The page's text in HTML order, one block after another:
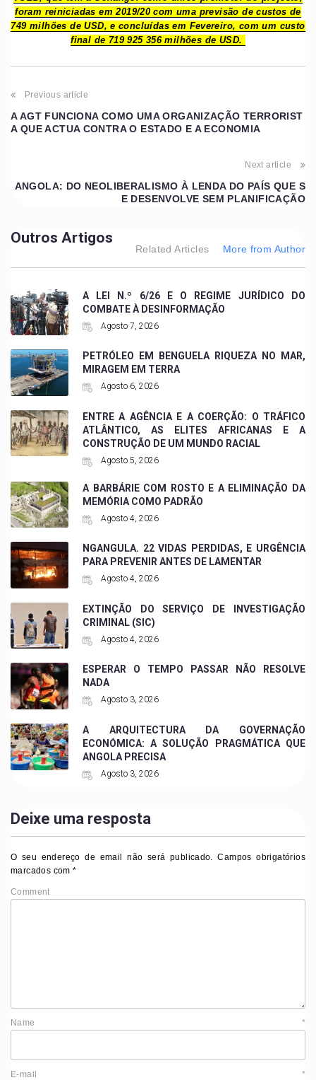
foram reiniciadas em 2019/20 com uma previsão de custos de
749 milhões de USD, e concluídas em Fevereiro, com um custo
final de 719 925 356 milhões de USD.
Previous article
A AGT FUNCIONA COMO UMA ORGANIZAÇÃO TERRORIST
A QUE ACTUA CONTRA O ESTADO E A ECONOMIA
Next article
ANGOLA: DO NEOLIBERALISMO À LENDA DO PAÍS QUE S
E DESENVOLVE SEM PLANIFICAÇÃO
Outros Artigos
Related Articles More from Author
A LEI N.º 6/26 E O REGIME JURÍDICO DO
COMBATE À DESINFORMAÇÃO
Agosto 7, 2026
PETRÓLEO EM BENGUELA RIQUEZA NO MAR,
MIRAGEM EM TERRA
Agosto 6, 2026
ENTRE A AGÊNCIA E A COERÇÃO: O TRÁFICO
ATLÂNTICO, AS ELITES AFRICANAS E A
CONSTRUÇÃO DE UM MUNDO RACIAL
Agosto 5, 2026
A BARBÁRIE COM ROSTO E A ELIMINAÇÃO DA
MEMÓRIA COMO PADRÃO
Agosto 4, 2026
NGANGULA. 22 VIDAS PERDIDAS, E URGÊNCIA
PARA PREVENIR ANTES DE LAMENTAR
Agosto 4, 2026
EXTINÇÃO DO SERVIÇO DE INVESTIGAÇÃO
CRIMINAL (SIC)
Agosto 4, 2026
ESPERAR O TEMPO PASSAR NÃO RESOLVE
NADA
Agosto 3, 2026
A ARQUITECTURA DA GOVERNAÇÃO
ECONÓMICA: A SOLUÇÃO PRAGMÁTICA QUE
ANGOLA PRECISA
Agosto 3, 2026
Deixe uma resposta
O seu endereço de email não será publicado. Campos obrigatórios
marcados com*
Comment
Name *
E-mail *